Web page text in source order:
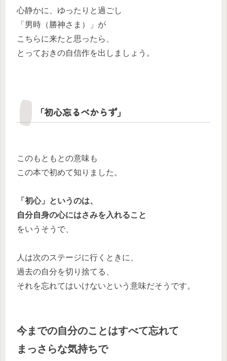
心静かに、ゆったりと過ごし
「男時（勝神さま）」が
こちらに来たと思ったら、
とっておきの自信作を出しましょう。
「初心忘るべからず」
このもともとの意味も
この本で初めて知りました。
「初心」というのは、
自分自身の心にはさみを入れること
をいうそうで、
人は次のステージに行くときに、
過去の自分を切り捨てる、
それを忘れてはいけないという意味だそうです。
今までの自分のことはすべて忘れて
まっさらな気持ちで